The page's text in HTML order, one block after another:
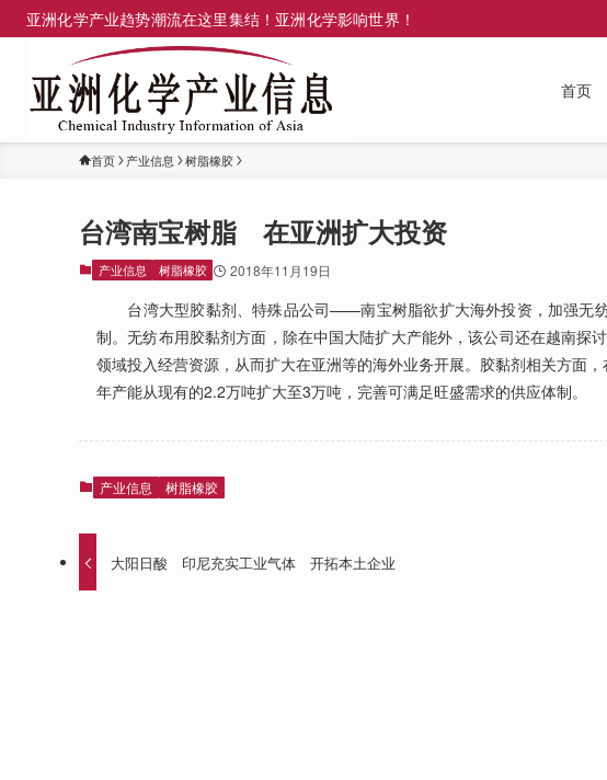
亚洲化学产业趋势潮流在这里集结！亚洲化学影响世界！
首页
首页 产业信息 树脂橡胶
台湾南宝树脂 在亚洲扩大投资
产业信息 树脂橡胶 2018年11月19日
台湾大型胶黏剂、特殊品公司——南宝树脂欲扩大海外投资，加强无
制。无纺布用胶黏剂方面，除在中国大陆扩大产能外，该公司还在越南
领域投入经营资源，从而扩大在亚洲等的海外业务开展。胶黏剂相关方面
年产能从现有的2.2万吨扩大至3万吨，完善可满足旺盛需求的供应体制。
产业信息 树脂橡胶
大阳日酸 印尼充实工业气体 开拓本土企业